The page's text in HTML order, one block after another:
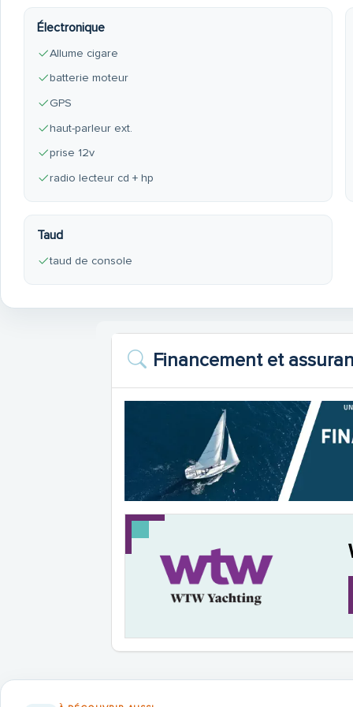
Électronique
Allume cigare
batterie moteur
GPS
haut-parleur ext.
prise 12v
radio lecteur cd + hp
Taud
taud de console
Financement et